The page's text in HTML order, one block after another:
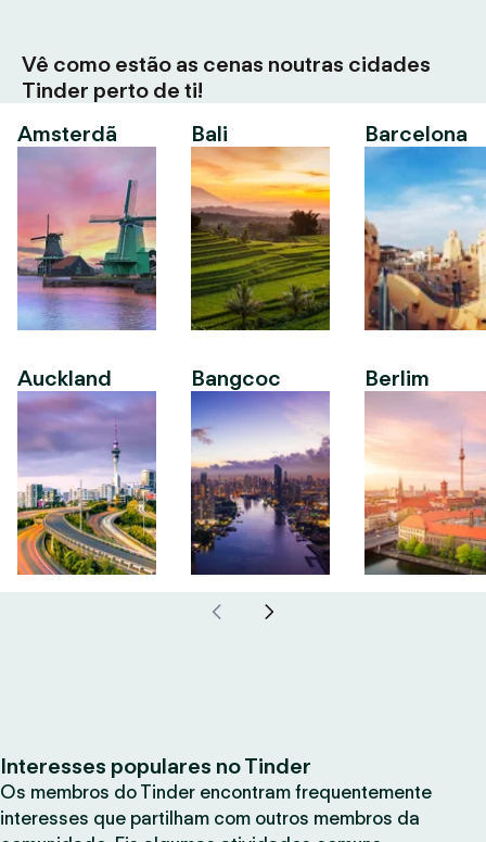
Vê como estão as cenas noutras cidades
Tinder perto de ti!
Amsterdã
Auckland
Bali
Bangcoc
Barcelona
Berlim
Interesses populares no Tinder
Os membros do Tinder encontram frequentemente
interesses que partilham com outros membros da